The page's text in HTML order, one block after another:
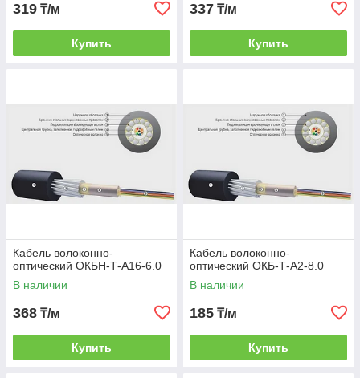
319 ₸/м
Купить
337 ₸/м
Купить
Кабель волоконно-
оптический ОКБН-Т-А16-6.0
В наличии
368 ₸/м
Купить
Кабель волоконно-
оптический ОКБ-Т-А2-8.0
В наличии
185 ₸/м
Купить